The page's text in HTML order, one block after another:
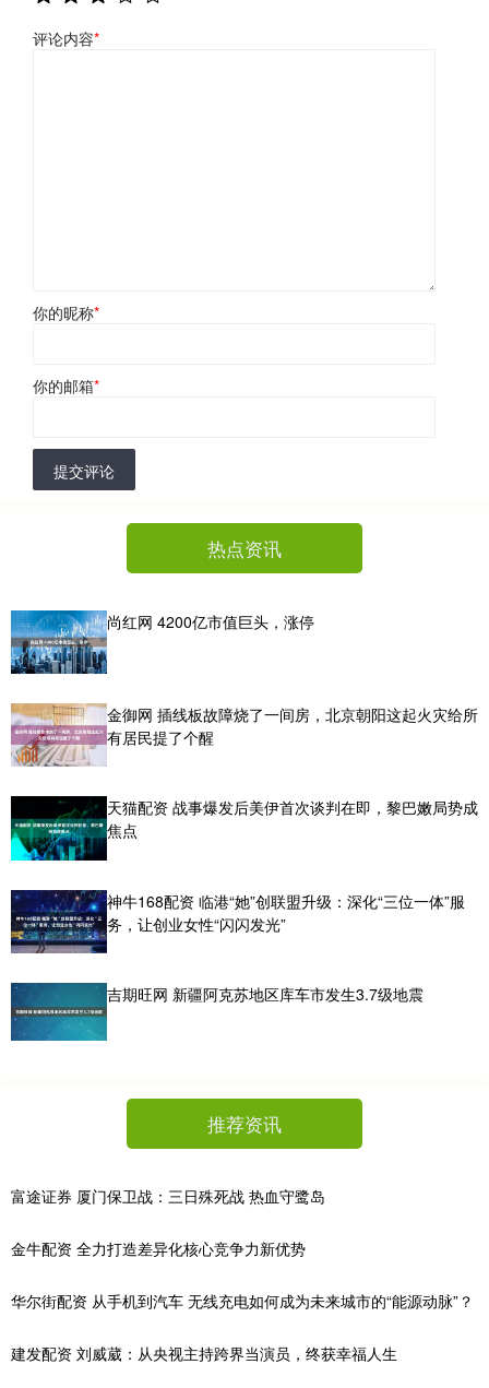
评论内容*
你的昵称*
你的邮箱*
提交评论
热点资讯
尚红网 4200亿市值巨头，涨停
金御网 插线板故障烧了一间房，北京朝阳这起火灾给所
有居民提了个醒
天猫配资 战事爆发后美伊首次谈判在即，黎巴嫩局势成
焦点
神牛168配资 临港“她”创联盟升级：深化“三位一体”服
务，让创业女性“闪闪发光”
吉期旺网 新疆阿克苏地区库车市发生3.7级地震
推荐资讯
富途证券 厦门保卫战：三日殊死战 热血守鹭岛
金牛配资 全力打造差异化核心竞争力新优势
华尔街配资 从手机到汽车 无线充电如何成为未来城市的“能源动脉”？
建发配资 刘威葳：从央视主持跨界当演员，终获幸福人生